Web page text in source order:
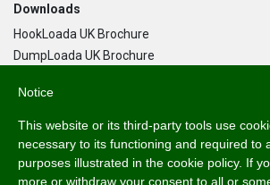
Downloads
HookLoada UK Brochure
DumpLoada UK Brochure
Dansk
English
Notice
This website or its third-party tools use
necessary to its functioning and required to
purposes illustrated in the cookie policy. If
more or withdraw your consent to all or